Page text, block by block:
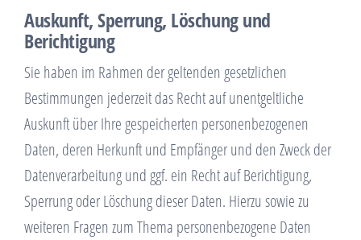
Auskunft, Sperrung, Löschung und
Berichtigung
Sie haben im Rahmen der geltenden gesetzlichen
Bestimmungen jederzeit das Recht auf unentgeltliche
Auskunft über Ihre gespeicherten personenbezogenen
Daten, deren Herkunft und Empfänger und den Zweck der
Datenverarbeitung und ggf. ein Recht auf Berichtigung,
Sperrung oder Löschung dieser Daten. Hierzu sowie zu
weiteren Fragen zum Thema personenbezogene Daten